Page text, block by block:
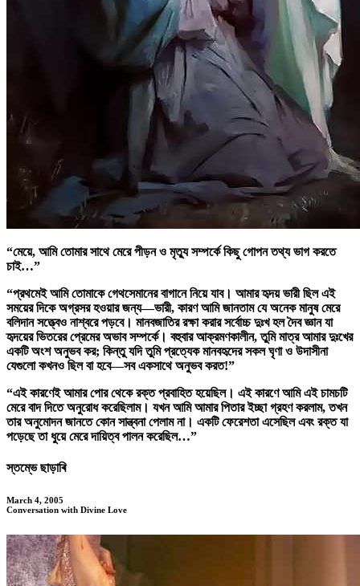
“মেয়ে, আমি তোমার সাথে মেরে পীড়ন ও মৃত্যু সম্পর্কে কিছু গোপন তথ্য ভাগ করতে
চাই…”
“প্রথমেই আমি তোমাকে গেথসেমানের বাগানে নিয়ে যাব। আমার হৃদয় ভারী ছিল এই
সময়ের দিকে অগ্রসর হওয়ার জন্য—ভারী, কারণ আমি জানতাম যে অনেক মানুষ মেরে
বলিদান সত্ত্বেও নাশ্বরে পড়বে। মানবজাতির রক্ষা করার সর্বোচ্চ দুঃখ হল দৈব জ্ঞান যা
হৃদয়ের ভিতরের প্রেমের অভাব সম্পর্কে। বহুবার আক্রমণকালীন, তুমি মাত্র আমার দুঃখের
একটি অংশ অনুভব কর; কিন্তু যদি তুমি প্রত্যেক মানবহৃদের সকল ঘৃণা ও উদাসীনা
যেগুলো কখনও ছিল বা হবে—সব একসাথে অনুভব করত!”
“এই কারণেই আমার পোর থেকে রক্ত প্রবাহিত হয়েছিল। এই কারণে আমি এই চামচটি
মেরে বাদ দিতে অনুরোধ করেছিলাম। যখন আমি আমার পিতার ইচ্ছা গ্রহণ করলাম, তখন
তার অনুমোদন জানতে কোন সান্ত্বনা পেলাম না। একটি ফেরেশতা এসেছিল এবং রক্ত যা
পড়েছে তা ধুয়ে মেরে দায়িত্ব পালন করেছিল…”
স্তম্ভে ছাড়াৰি
March 4, 2005
Conversation with Divine Love